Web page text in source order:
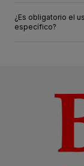
¿Es obligatorio el
específico?